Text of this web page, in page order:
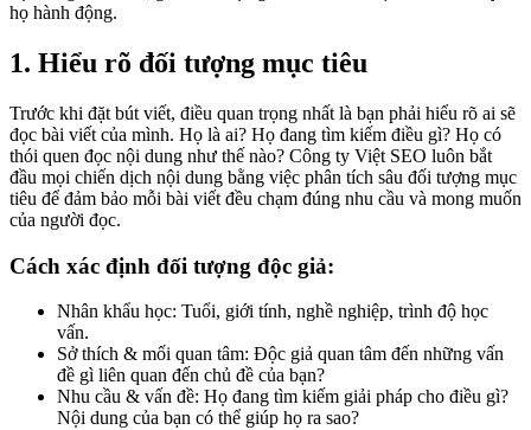
họ hành động.
1. Hiểu rõ đối tượng mục tiêu
Trước khi đặt bút viết, điều quan trọng nhất là bạn phải hiểu rõ ai sẽ
đọc bài viết của mình. Họ là ai? Họ đang tìm kiếm điều gì? Họ có
thói quen đọc nội dung như thế nào? Công ty Việt SEO luôn bắt
đầu mọi chiến dịch nội dung bằng việc phân tích sâu đối tượng mục
tiêu để đảm bảo mỗi bài viết đều chạm đúng nhu cầu và mong muốn
của người đọc.
Cách xác định đối tượng độc giả:
Nhân khẩu học: Tuổi, giới tính, nghề nghiệp, trình độ học
vấn.
Sở thích & mối quan tâm: Độc giả quan tâm đến những vấn
đề gì liên quan đến chủ đề của bạn?
Nhu cầu & vấn đề: Họ đang tìm kiếm giải pháp cho điều gì?
Nội dung của bạn có thể giúp họ ra sao?